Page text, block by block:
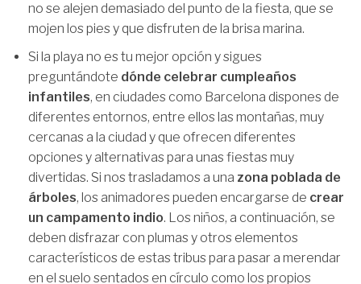
no se alejen demasiado del punto de la fiesta, que se
mojen los pies y que disfruten de la brisa marina.
Si la playa no es tu mejor opción y sigues
preguntándote dónde celebrar cumpleaños
infantiles, en ciudades como Barcelona dispones de
diferentes entornos, entre ellos las montañas, muy
cercanas a la ciudad y que ofrecen diferentes
opciones y alternativas para unas fiestas muy
divertidas. Si nos trasladamos a una zona poblada de
árboles, los animadores pueden encargarse de crear
un campamento indio. Los niños, a continuación, se
deben disfrazar con plumas y otros elementos
característicos de estas tribus para pasar a merendar
en el suelo sentados en círculo como los propios